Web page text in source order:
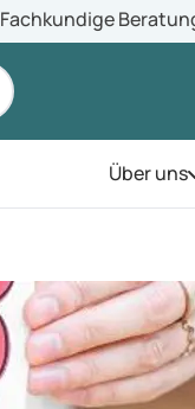
Fachkundige
Über uns